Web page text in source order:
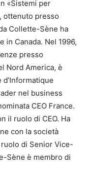
«Sistemi per
ottenuto presso
Collette-Sène ha
in Canada. Nel 1996,
presso
Nord America, è
nel business
CEO France.
il ruolo di CEO. Ha
con la società
di Senior Vice-
Sène è membro di